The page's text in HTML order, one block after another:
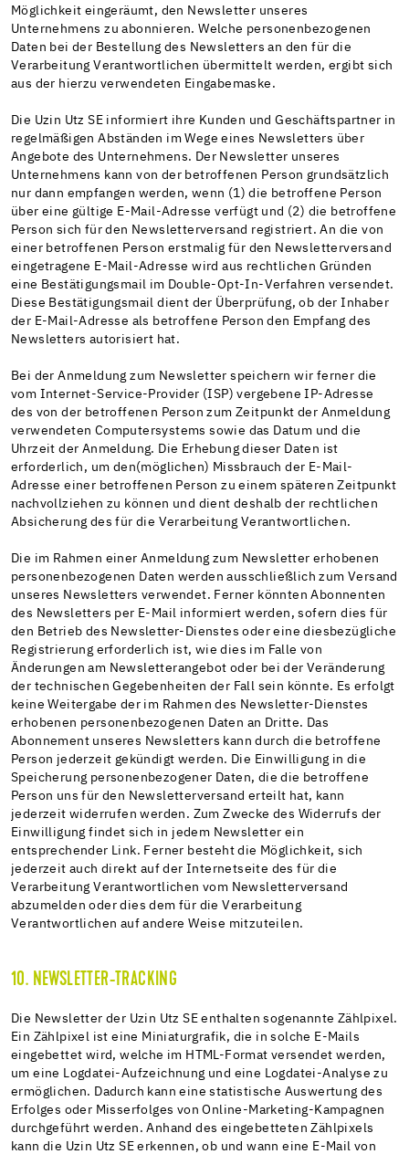
Möglichkeit eingeräumt, den Newsletter unseres
Unternehmens zu abonnieren. Welche personenbezogenen
Daten bei der Bestellung des Newsletters an den für die
Verarbeitung Verantwortlichen übermittelt werden, ergibt sich
aus der hierzu verwendeten Eingabemaske.
Die Uzin Utz SE informiert ihre Kunden und Geschäftspartner in
regelmäßigen Abständen im Wege eines Newsletters über
Angebote des Unternehmens. Der Newsletter unseres
Unternehmens kann von der betroffenen Person grundsätzlich
nur dann empfangen werden, wenn (1) die betroffene Person
über eine gültige E-Mail-Adresse verfügt und (2) die betroffene
Person sich für den Newsletterversand registriert. An die von
einer betroffenen Person erstmalig für den Newsletterversand
eingetragene E-Mail-Adresse wird aus rechtlichen Gründen
eine Bestätigungsmail im Double-Opt-In-Verfahren versendet.
Diese Bestätigungsmail dient der Überprüfung, ob der Inhaber
der E-Mail-Adresse als betroffene Person den Empfang des
Newsletters autorisiert hat.
Bei der Anmeldung zum Newsletter speichern wir ferner die
vom Internet-Service-Provider (ISP) vergebene IP-Adresse
des von der betroffenen Person zum Zeitpunkt der Anmeldung
verwendeten Computersystems sowie das Datum und die
Uhrzeit der Anmeldung. Die Erhebung dieser Daten ist
erforderlich, um den(möglichen) Missbrauch der E-Mail-
Adresse einer betroffenen Person zu einem späteren Zeitpunkt
nachvollziehen zu können und dient deshalb der rechtlichen
Absicherung des für die Verarbeitung Verantwortlichen.
Die im Rahmen einer Anmeldung zum Newsletter erhobenen
personenbezogenen Daten werden ausschließlich zum Versand
unseres Newsletters verwendet. Ferner könnten Abonnenten
des Newsletters per E-Mail informiert werden, sofern dies für
den Betrieb des Newsletter-Dienstes oder eine diesbezügliche
Registrierung erforderlich ist, wie dies im Falle von
Änderungen am Newsletterangebot oder bei der Veränderung
der technischen Gegebenheiten der Fall sein könnte. Es erfolgt
keine Weitergabe der im Rahmen des Newsletter-Dienstes
erhobenen personenbezogenen Daten an Dritte. Das
Abonnement unseres Newsletters kann durch die betroffene
Person jederzeit gekündigt werden. Die Einwilligung in die
Speicherung personenbezogener Daten, die die betroffene
Person uns für den Newsletterversand erteilt hat, kann
jederzeit widerrufen werden. Zum Zwecke des Widerrufs der
Einwilligung findet sich in jedem Newsletter ein
entsprechender Link. Ferner besteht die Möglichkeit, sich
jederzeit auch direkt auf der Internetseite des für die
Verarbeitung Verantwortlichen vom Newsletterversand
abzumelden oder dies dem für die Verarbeitung
Verantwortlichen auf andere Weise mitzuteilen.
10. NEWSLETTER-TRACKING
Die Newsletter der Uzin Utz SE enthalten sogenannte Zählpixel.
Ein Zählpixel ist eine Miniaturgrafik, die in solche E-Mails
eingebettet wird, welche im HTML-Format versendet werden,
um eine Logdatei-Aufzeichnung und eine Logdatei-Analyse zu
ermöglichen. Dadurch kann eine statistische Auswertung des
Erfolges oder Misserfolges von Online-Marketing-Kampagnen
durchgeführt werden. Anhand des eingebetteten Zählpixels
kann die Uzin Utz SE erkennen, ob und wann eine E-Mail von